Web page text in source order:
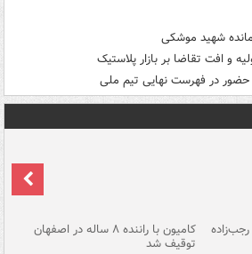
شهید موشکی
و افت تقاضا بر بازار پلاستیک
کامیون با راننده ۸ ساله در اصفهان
توقیف شد